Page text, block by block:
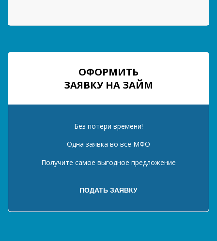
ОФОРМИТЬ
ЗАЯВКУ НА ЗАЙМ
Без потери времени!
Одна заявка во все МФО
Получите самое выгодное предложение